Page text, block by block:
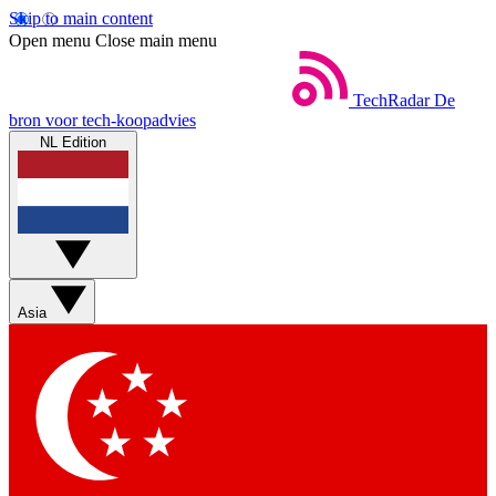
Skip to main content
Open menu Close main menu
TechRadar De
bron voor tech-koopadvies
NL Edition
Asia